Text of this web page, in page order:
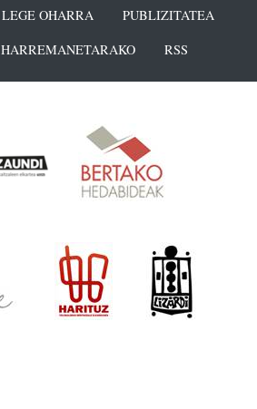
LEGE OHARRA
PUBLIZITATEA
HARREMANETARAKO RSS